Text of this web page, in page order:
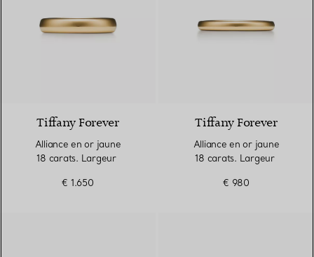
Tiffany Forever
Alliance en or jaune
18 carats. Largeur
€ 1.650
Tiffany Forever
Alliance en or jaune
18 carats. Largeur
€ 980